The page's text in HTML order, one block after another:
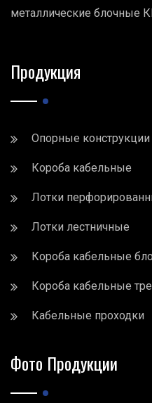
металлические блочные
Продукция
Опорные конструкции
Короба кабельные
Лотки
Лотки лестничные
Короба кабельные
Короба кабельные
Кабельные проходки
Фото Продукции